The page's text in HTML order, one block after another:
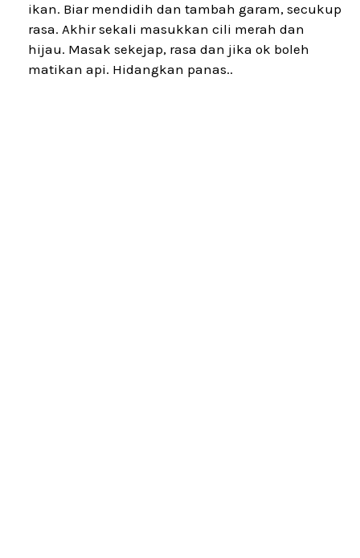
ikan. Biar mendidih dan tambah garam, secukup
rasa. Akhir sekali masukkan cili merah dan
hijau. Masak sekejap, rasa dan jika ok boleh
matikan api. Hidangkan panas..